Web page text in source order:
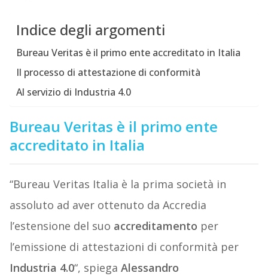
Indice degli argomenti
Bureau Veritas è il primo ente accreditato in Italia
Il processo di attestazione di conformità
Al servizio di Industria 4.0
Bureau Veritas è il primo ente
accreditato in Italia
“Bureau Veritas Italia è la prima società in
assoluto ad aver ottenuto da Accredia
l’estensione del suo accreditamento per
l’emissione di attestazioni di conformità per
Industria 4.0“, spiega Alessandro